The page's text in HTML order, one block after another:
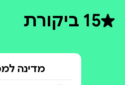
5דירוג ממוצע 5 מתוך 5
1 ביקורת
מדינה